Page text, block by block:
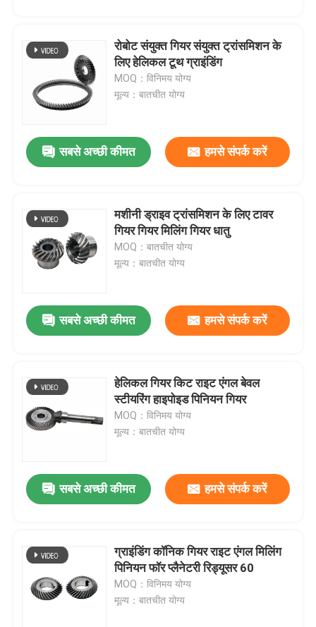
रोबोट संयुक्त गियर संयुक्त ट्रांसमिशन के
लिए हेलिकल टूथ ग्राइंडिंग
MOQ：विनिमय योग्य
मूल्य：बातचीत योग्य
सबसे अच्छी कीमत हमसे संपर्क करें
मशीनी ड्राइव ट्रांसमिशन के लिए टावर
गियर गियर मिलिंग गियर धातु
MOQ：बातचीत योग्य
मूल्य：बातचीत योग्य
सबसे अच्छी कीमत हमसे संपर्क करें
हेलिकल गियर किट राइट एंगल बेवल
स्टीयरिंग हाइपोइड पिनियन गियर
MOQ：विनिमय योग्य
मूल्य：बातचीत योग्य
सबसे अच्छी कीमत हमसे संपर्क करें
ग्राइंडिंग कॉनिक गियर राइट एंगल मिलिंग
पिनियन फॉर प्लैनेटरी रिड्यूसर 60
MOQ：विनिमय योग्य
मूल्य：बातचीत योग्य